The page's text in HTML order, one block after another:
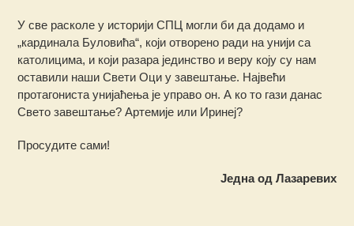
У све расколе у историји СПЦ могли би да додамо и
„кардинала Буловића“, који отворено ради на унији са
католицима, и који разара јединство и веру коју су нам
оставили наши Свети Оци у завештање. Највећи
протагониста унијаћења је управо он. А ко то гази данас
Свето завештање? Артемије или Иринеј?
Просудите сами!
Једна од Лазаревих